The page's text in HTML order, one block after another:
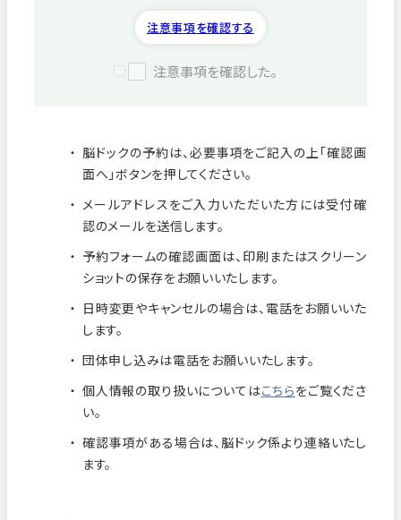
お知らせ
フロアマップ
個人情報保護方針
注意事項を確認する
注意事項を確認した。
脳ドックの予約は、必要事項をご記入の上「確認画
面へ」ボタンを押してください。
メールアドレスをご入力いただいた方には受付確
認のメールを送信します。
予約フォームの確認画面は、印刷またはスクリーン
ショットの保存をお願いいたします。
日時変更やキャンセルの場合は、電話をお願いいた
します。
団体申し込みは電話をお願いいたします。
個人情報の取り扱いについてはこちらをご覧くださ
い。
確認事項がある場合は、脳ドック係より連絡いたし
ます。